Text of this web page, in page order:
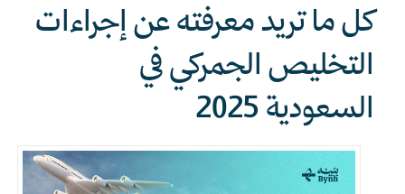
كل ما تريد معرفته عن إجراءات
التخليص الجمركي في
السعودية 2025